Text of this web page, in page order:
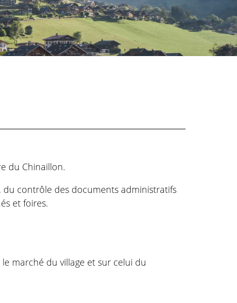
du Chinaillon.
du contrôle des documents administratifs
et foires.
marché du village et sur celui du